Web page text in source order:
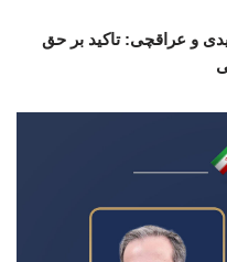
و عراقچی: تاکید بر حق